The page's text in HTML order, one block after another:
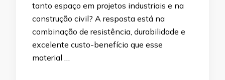
tanto espaço em projetos industriais e na
construção civil? A resposta está na
combinação de resistência, durabilidade e
excelente custo-benefício que esse
material …